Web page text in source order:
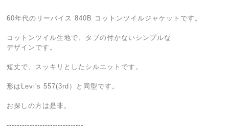
60年代のリーバイス 840B コットンツイルジャケットです。
コットンツイル生地で、タブの付かないシンプルな
デザインです。
短丈で、スッキリとしたシルエットです。
形はLevi's 557(3rd）と同型です。
お探しの方は是非。
------------------------------